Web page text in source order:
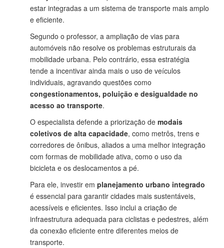
estar integradas a um sistema de transporte mais amplo
e eficiente.
Segundo o professor, a ampliação de vias para
automóveis não resolve os problemas estruturais da
mobilidade urbana. Pelo contrário, essa estratégia
tende a incentivar ainda mais o uso de veículos
individuais, agravando questões como
congestionamentos, poluição e desigualdade no
acesso ao transporte.
O especialista defende a priorização de modais
coletivos de alta capacidade, como metrôs, trens e
corredores de ônibus, aliados a uma melhor integração
com formas de mobilidade ativa, como o uso da
bicicleta e os deslocamentos a pé.
Para ele, investir em planejamento urbano integrado
é essencial para garantir cidades mais sustentáveis,
acessíveis e eficientes. Isso inclui a criação de
infraestrutura adequada para ciclistas e pedestres, além
da conexão eficiente entre diferentes meios de
transporte.